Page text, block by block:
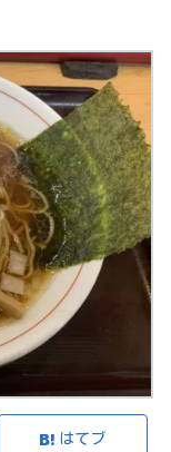
はてブ